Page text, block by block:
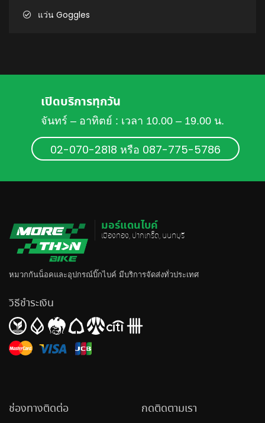
แว่น Goggles
เปิดบริการทุกวัน
จันทร์ – อาทิตย์ : เวลา 10.00 – 19.00 น.
02-070-2818 หรือ 087-775-5786
มอร์แดนไบค์
เมืองทอง, ปากเกร็ด, นนทบุรี
หมวกกันน็อคและอุปกรณ์บิ๊กไบค์ มีบริการจัดส่งทั่วประเทศ
วิธีชำระเงิน
ช่องทางติดต่อ กดติดตามเรา